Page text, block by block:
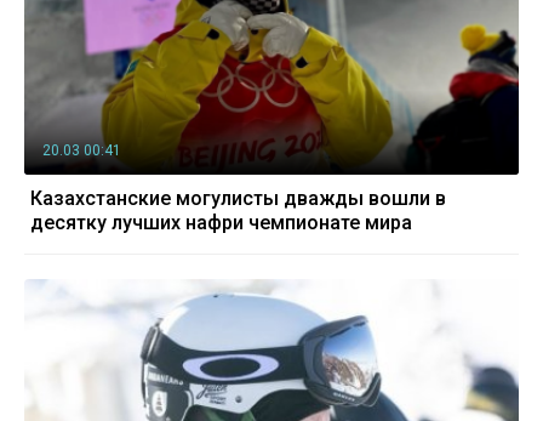
20.03 00:41
Казахстанские могулисты дважды вошли в
десятку лучших нафри чемпионате мира